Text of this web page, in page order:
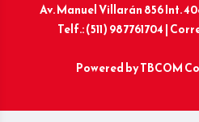
Av. Manuel Villarán 856 Int.
Telf.: (511) 987761704 |
Powered byTBCOM